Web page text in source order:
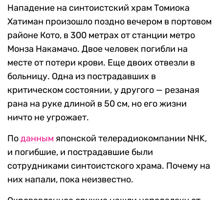
Нападение на синтоистский храм Томиока
Хатиман произошло поздно вечером в портовом
районе Кото, в 300 метрах от станции метро
Монза Накамачо. Двое человек погибли на
месте от потери крови. Еще двоих отвезли в
больницу. Одна из пострадавших в
критическом состоянии, у другого — резаная
рана на руке длиной в 50 см, но его жизни
ничто не угрожает.
Поданным японской телерадиокомпании NHK,
и погибшие, и пострадавшие были
сотрудниками синтоистского храма. Почему на
них напали, пока неизвестно.